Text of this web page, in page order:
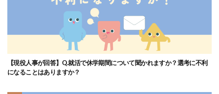
【現役人事が回答】Q.就活で休学期間について聞かれますか？選考に不利
になることはありますか？